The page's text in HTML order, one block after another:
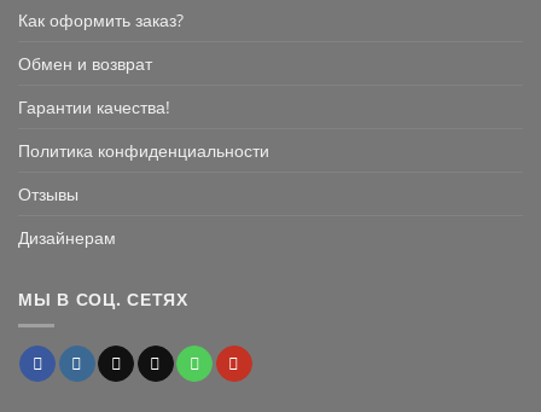
Как оформить заказ?
Обмен и возврат
Гарантии качества!
Политика конфиденциальности
Отзывы
Дизайнерам
МЫ В СОЦ. СЕТЯХ